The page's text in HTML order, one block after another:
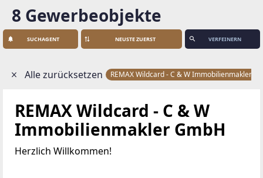
8 Gewerbeobjekte
SUCHAGENT VERFEINERN
Alle zurücksetzen REMAX Wildcard - C & W Immobilienmakler
REMAX Wildcard - C & W
Immobilienmakler GmbH
Herzlich Willkommen!